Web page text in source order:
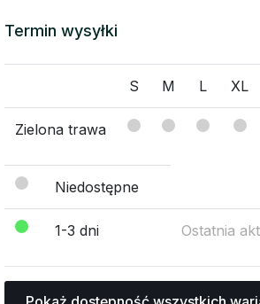
Termin wysyłki
S M L XL
Zielona trawa
Niedostępne
1-3 dni Ostatnia